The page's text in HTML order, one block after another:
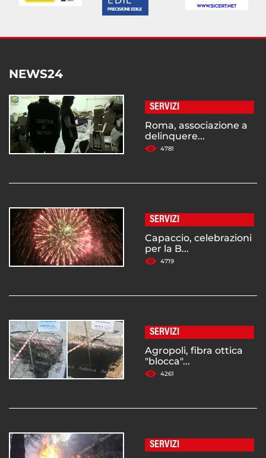
NEWS24
SERVIZI
Roma, associazione a
delinquere...
4781
SERVIZI
Capaccio, celebrazioni
per la B...
4719
SERVIZI
Agropoli, fibra ottica
"blocca"...
4261
SERVIZI